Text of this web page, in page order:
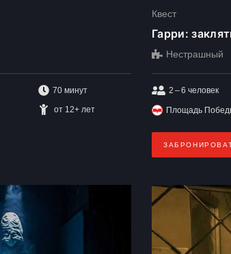
70 минут
от 12+ лет
Квест
Гарри:
Нестрашный
2 – 6 человек
Площадь